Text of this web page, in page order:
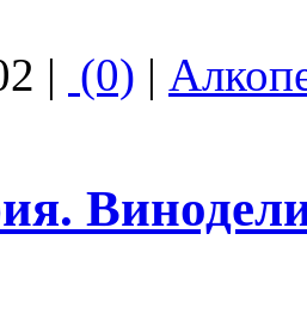
| (0) |